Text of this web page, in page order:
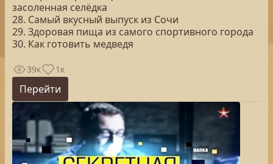
засоленная селёдка
28. Самый вкусный выпуск из Сочи
29. Здоровая пища из самого спортивного города
30. Как готовить медведя
39к 1к
Перейти